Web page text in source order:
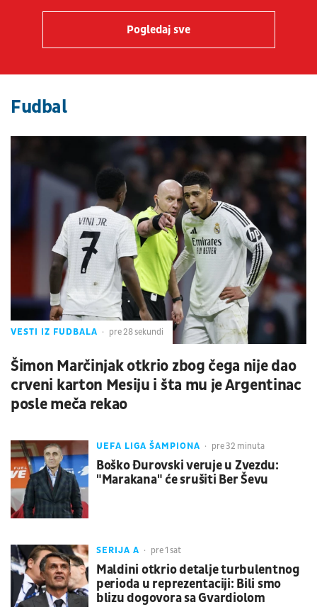
Pogledaj sve
Fudbal
VESTI IZ FUDBALA pre 28 sekundi
Šimon Marčinjak otkrio zbog čega nije dao
crveni karton Mesiju i šta mu je Argentinac
posle meča rekao
UEFA LIGA ŠAMPIONA pre 32 minuta
Boško Đurovski veruje u Zvezdu:
"Marakana" će srušiti Ber Ševu
SERIJA A pre 1 sat
Maldini otkrio detalje turbulentnog
perioda u reprezentaciji: Bili smo
blizu dogovora sa Gvardiolom